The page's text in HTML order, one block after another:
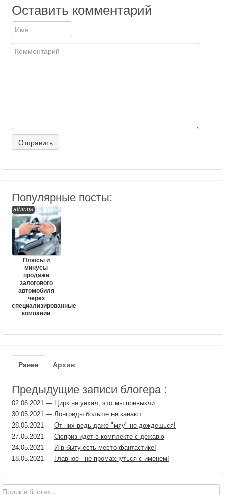
Оставить комментарий
Популярные посты:
albinus
Плюсы и
минусы
продажи
залогового
автомобиля
через
специализированные
компании
Ранее Архив
Предыдущие записи блогера :
02.06.2021 — Цирк не уехал, это мы привыкли
30.05.2021 — Лонгриды больше не канают
28.05.2021 — От них ведь даже "мяу" не дождешься!
27.05.2021 — Сюприз идет в комплекте с дежавю
24.05.2021 — И в быту есть место фантастике!
18.05.2021 — Главное - не промахнуться с именем!